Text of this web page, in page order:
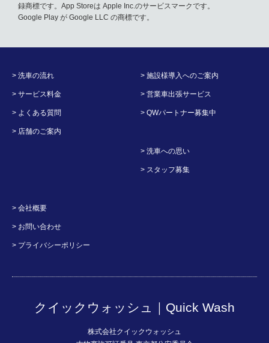
録商標です。App Storeは Apple Inc.のサービスマークです。
Google Play が Google LLC の商標です。
> 洗車の流れ
> サービス料金
> よくある質問
> 店舗のご案内
> 施設様導入へのご案内
> 営業車出張サービス
> QWパートナー募集中
> 洗車への思い
> スタッフ募集
> 会社概要
> お問い合わせ
> プライバシーポリシー
クイックウォッシュ｜Quick Wash
株式会社クイックウォッシュ